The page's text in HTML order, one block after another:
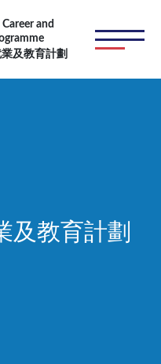
and
及教育計劃
及教育計劃